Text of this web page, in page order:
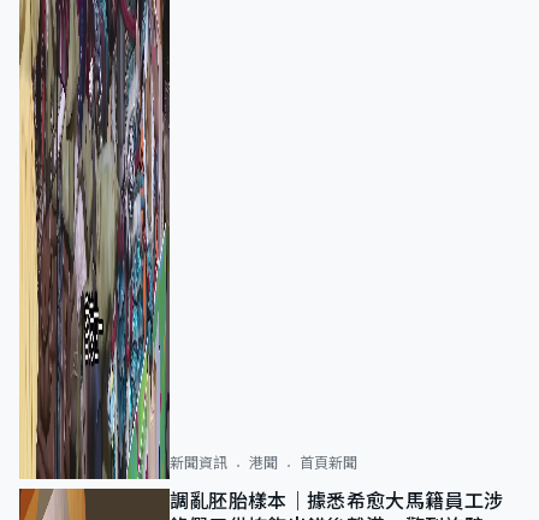
新聞資訊 港聞 首頁新聞
調亂胚胎樣本｜據悉希愈大馬籍員工涉